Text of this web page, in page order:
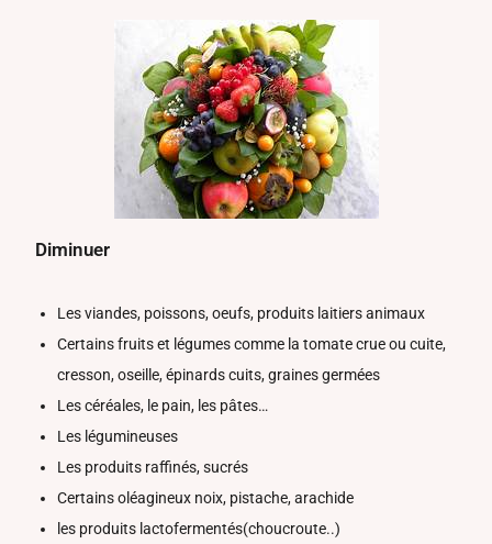
Diminuer
Les viandes, poissons, oeufs, produits laitiers animaux
Certains fruits et légumes comme la tomate crue ou cuite,
cresson, oseille, épinards cuits, graines germées
Les céréales, le pain, les pâtes…
Les légumineuses
Les produits raffinés, sucrés
Certains oléagineux noix, pistache, arachide
les produits lactofermentés(choucroute..)